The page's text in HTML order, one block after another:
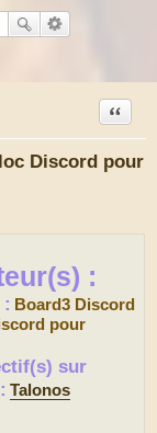
Discord pour
Citation
:
Board3 Discord
pour
sur
Talonos